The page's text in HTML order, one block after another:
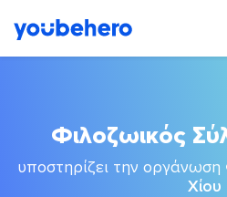
Φιλοζωικός
υποστηρίζει την οργάνωση
Χίου